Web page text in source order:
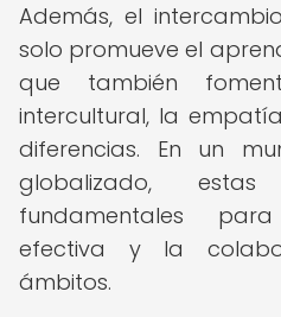
Además, el
solo promueve el
que también
intercultural, la
diferencias. En un
globalizado,
fundamentales
efectiva y la
ámbitos.